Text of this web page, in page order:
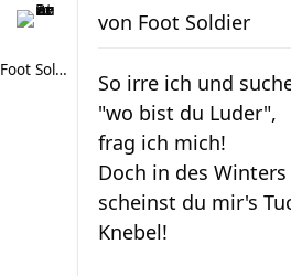
Foot Soldier
von Foot Soldier
So irre ich und
"wo bist du Luder",
frag ich mich!
Doch in des
scheinst du mir's
Knebel!